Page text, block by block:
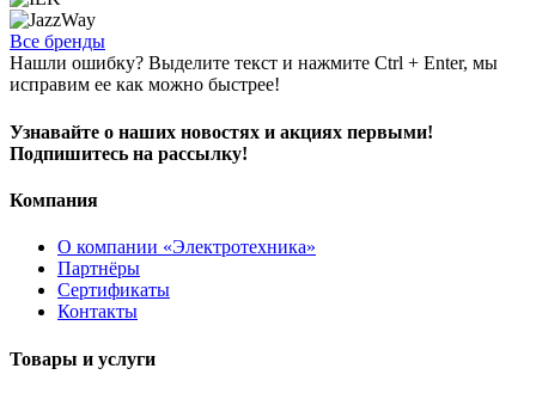
Все бренды
Нашли ошибку? Выделите текст и нажмите Ctrl + Enter, мы
исправим ее как можно быстрее!
Узнавайте о наших новостях и акциях первыми!
Подпишитесь на рассылку!
Компания
О компании «Электротехника»
Партнёры
Сертификаты
Контакты
Товары и услуги